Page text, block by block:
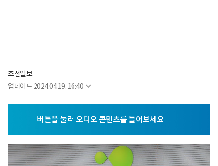
조선일보
업데이트 2024.04.19. 16:40